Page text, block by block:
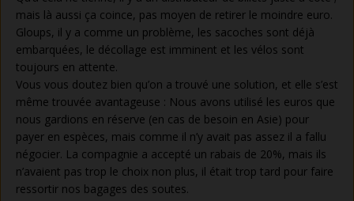
mais là aussi ça coince, pas moyen de retirer le moindre euro.
Gloups, il y a comme un problème, les sacoches sont déjà
embarquées, le décollage est imminent et les vélos sont
toujours en attente.
Vous vous doutez bien qu’on a trouvé une solution, et elle s’est
même trouvée avantageuse : Nous avons utilisé les euros que
nous gardions en réserve (en cas de besoin en Asie) pour
payer en espèces, mais comme il n’y avait pas assez il a fallu
négocier. La compagnie a accepté un rabais de 20%, mais ils
n’avaient pas trop le choix non plus, il était trop tard pour faire
ressortir nos bagages des soutes.